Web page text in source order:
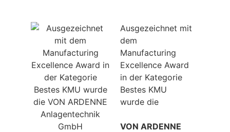
Ausgezeichnet mit
dem
Manufacturing
Excellence Award
in der Kategorie
Bestes KMU
wurde die
VON ARDENNE